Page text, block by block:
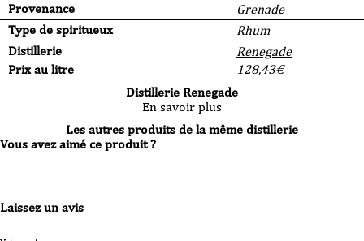
Provenance
Grenade
Type de spiritueux
Rhum
Distillerie
Renegade
Prix au litre
128,43€
Distillerie Renegade
En savoir plus
Les autres produits de la même distillerie
Vous avez aimé ce produit ?
Laissez un avis